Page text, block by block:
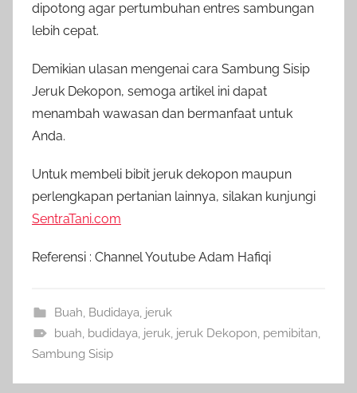
dipotong agar pertumbuhan entres sambungan
lebih cepat.
Demikian ulasan mengenai cara Sambung Sisip
Jeruk Dekopon, semoga artikel ini dapat
menambah wawasan dan bermanfaat untuk
Anda.
Untuk membeli bibit jeruk dekopon maupun
perlengkapan pertanian lainnya, silakan kunjungi
SentraTani.com
Referensi : Channel Youtube Adam Hafiqi
Buah, Budidaya, jeruk
buah, budidaya, jeruk, jeruk Dekopon, pemibitan,
Sambung Sisip